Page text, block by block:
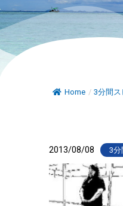
Home / 3分間ス
2013/08/08 3分